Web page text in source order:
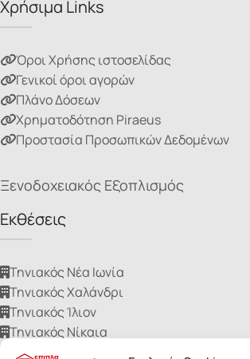
Χρήσιμα Links
Όροι Χρήσης ιστοσελίδας
Γενικοί όροι αγορών
Πλάνο Δόσεων
Χρηματοδότηση Piraeus
Προστασία Προσωπικών Δεδομένων
Ξενοδοχειακός Εξοπλισμός
Εκθέσεις
Τηνιακός Νέα Ιωνία
Τηνιακός Χαλάνδρι
Τηνιακός Ίλιον
Τηνιακός Νίκαια
Τηνιακός Ηλιούπολη